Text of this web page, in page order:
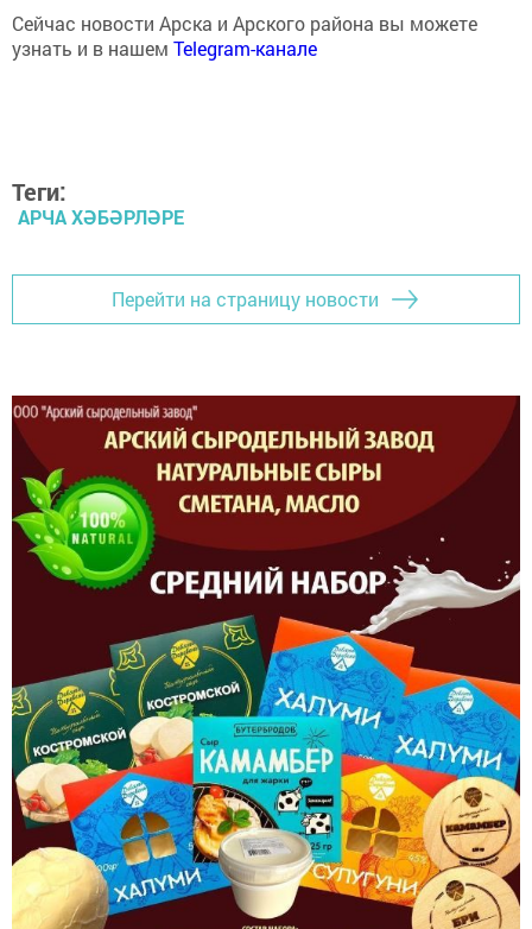
Сейчас новости Арска и Арского района вы можете
узнать и в нашемTelegram-канале
Теги:
АРЧА ХӘБӘРЛӘРЕ
Перейти на страницу новости